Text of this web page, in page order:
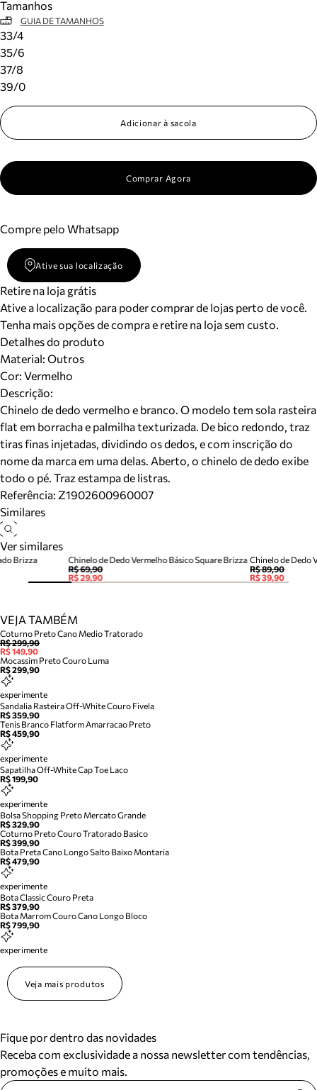
Tamanhos
GUIA DE TAMANHOS
33/4
35/6
37/8
39/0
Adicionar à sacola
Comprar Agora
Compre pelo Whatsapp
Ative sua localização
Retire na loja grátis
Ative a localização para poder comprar de lojas perto de você.
Tenha mais opções de compra e retire na loja sem custo.
Detalhes do produto
Material: Outros
Cor: Vermelho
Descrição:
Chinelo de dedo vermelho e branco. O modelo tem sola rasteira
flat em borracha e palmilha texturizada. De bico redondo, traz
tiras finas injetadas, dividindo os dedos, e com inscrição do
nome da marca em uma delas. Aberto, o chinelo de dedo exibe
todo o pé. Traz estampa de listras.
Referência: Z1902600960007
Similares
Ver similares
Chinelo de Dedo Vermelho Básico Square Brizza
R$ 69,90
R$ 29,90
R$ 89,90
R$ 39,90
Brizza
VEJA TAMBÉM
Coturno Preto Cano Medio Tratorado
R$ 299,90
R$ 149,90
Mocassim Preto Couro Luma
R$ 299,90
experimente
Sandalia Rasteira Off-White Couro Fivela
R$ 359,90
Tenis Branco Flatform Amarracao Preto
R$ 459,90
experimente
Sapatilha Off-White Cap Toe Laco
R$ 199,90
experimente
Bolsa Shopping Preto Mercato Grande
R$ 329,90
Coturno Preto Couro Tratorado Basico
R$ 399,90
Bota Preta Cano Longo Salto Baixo Montaria
R$ 479,90
experimente
Bota Classic Couro Preta
R$ 379,90
Bota Marrom Couro Cano Longo Bloco
R$ 799,90
experimente
Veja mais produtos
Fique por dentro das novidades
Receba com exclusividade a nossa newsletter com tendências,
promoções e muito mais.